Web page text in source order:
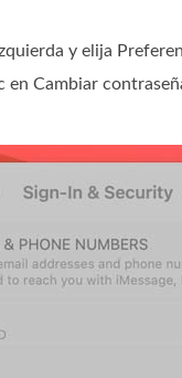
y elija
Cambiar